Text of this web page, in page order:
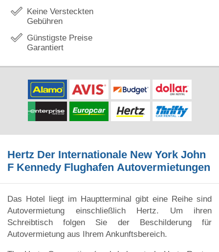
Keine Versteckten
Gebühren
Günstigste Preise
Garantiert
Hertz Der Internationale New York John
F Kennedy Flughafen Autovermietungen
Das Hotel liegt im Hauptterminal gibt eine Reihe sind
Autovermietung einschließlich Hertz. Um ihren
Schreibtisch folgen Sie der Beschilderung für
Autovermietung aus Ihrem Ankunftsbereich.